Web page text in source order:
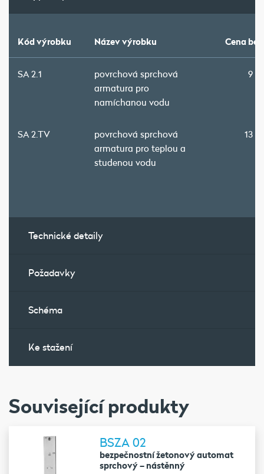
Kód výrobku Název výrobku Cena
SA 2.1
povrchová sprchová
armatura pro
namíchanou vodu
9
SA 2.TV
povrchová sprchová
armatura pro teplou a
studenou vodu
13
Technické detaily
Požadavky
Schéma
Ke stažení
Související produkty
BSZA 02
bezpečnostní žetonový automat
sprchový – nástěnný